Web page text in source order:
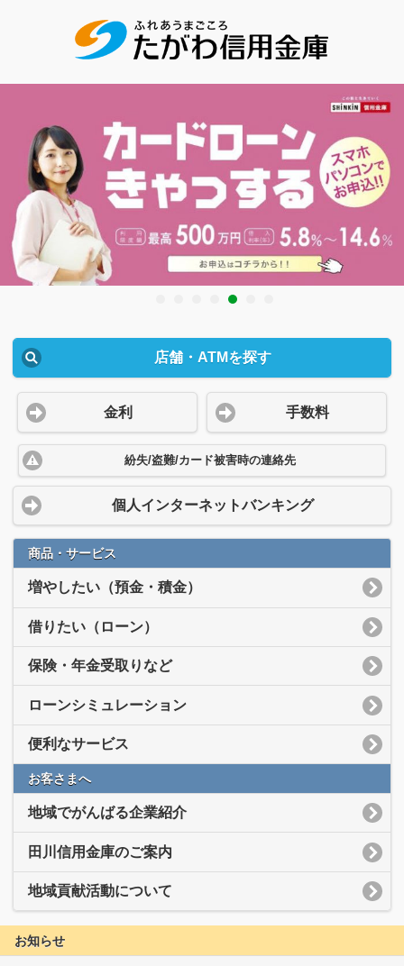
店舗・ATMを探す
金利 手数料
紛失/盗難/カード被害時の連絡先
個人インターネットバンキング
商品・サービス
増やしたい（預金・積金）
借りたい（ローン）
保険・年金受取りなど
ローンシミュレーション
便利なサービス
お客さまへ
地域でがんばる企業紹介
田川信用金庫のご案内
地域貢献活動について
お知らせ